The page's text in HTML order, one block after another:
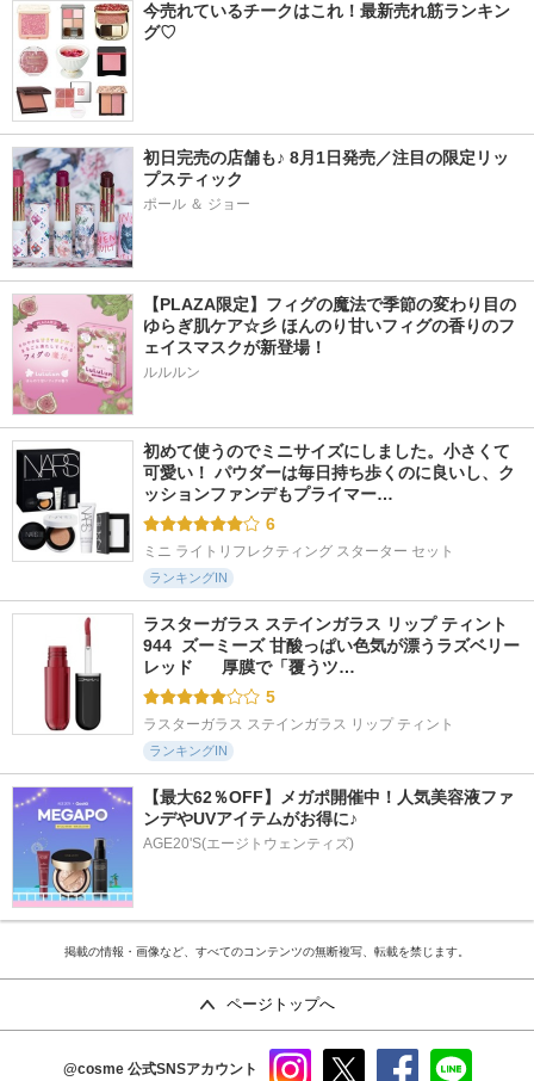
今売れているチークはこれ！最新売れ筋ランキン
グ♡
初日完売の店舗も♪ 8月1日発売／注目の限定リッ
プスティック
ポール ＆ ジョー
【PLAZA限定】フィグの魔法で季節の変わり目の
ゆらぎ肌ケア☆彡 ほんのり甘いフィグの香りのフ
ェイスマスクが新登場！
ルルルン
初めて使うのでミニサイズにしました。小さくて
可愛い！ パウダーは毎日持ち歩くのに良いし、ク
ッションファンデもプライマー…
6
ミニ ライトリフレクティング スターター セット
ランキングIN
ラスターガラス ステインガラス リップ ティント
944  ズーミーズ 甘酸っぱい色気が漂うラズベリー
レッド      厚膜で「覆うツ…
5
ラスターガラス ステインガラス リップ ティント
ランキングIN
【最大62％OFF】メガポ開催中！人気美容液ファ
ンデやUVアイテムがお得に♪
AGE20'S(エージトウェンティズ)
掲載の情報・画像など、すべてのコンテンツの無断複写、転載を禁じます。
ページトップへ
@cosme 公式SNSアカウント